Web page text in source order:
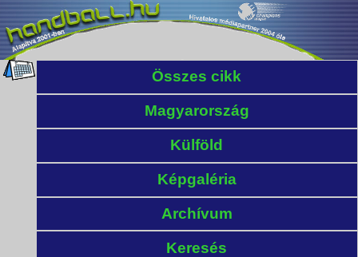
Összes cikk
Magyarország
Külföld
Képgaléria
Archívum
Keresés